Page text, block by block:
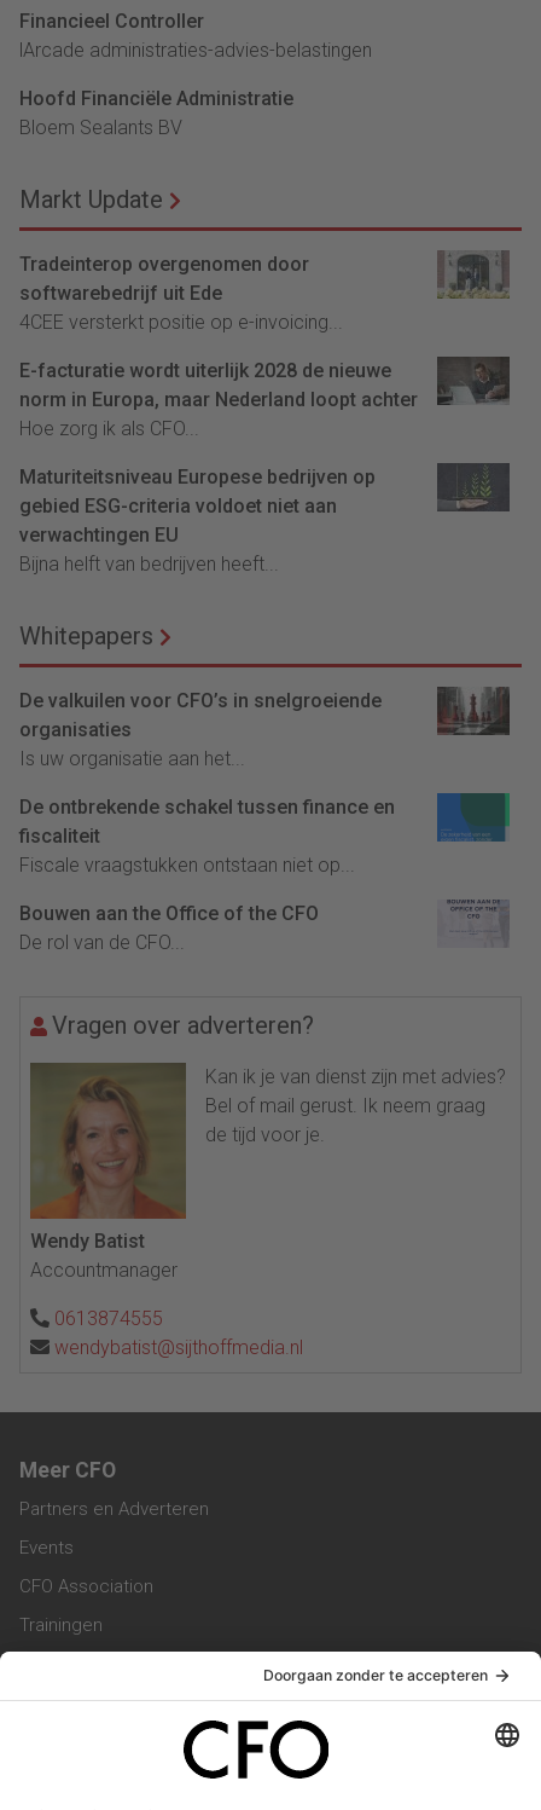
Financieel Controller
lArcade administraties-advies-belastingen
Hoofd Financiële Administratie
Bloem Sealants BV
Markt Update
Tradeinterop overgenomen door
softwarebedrijf uit Ede
4CEE versterkt positie op e-invoicing...
E-facturatie wordt uiterlijk 2028 de nieuwe
norm in Europa, maar Nederland loopt achter
Hoe zorg ik als CFO...
Maturiteitsniveau Europese bedrijven op
gebied ESG-criteria voldoet niet aan
verwachtingen EU
Bijna helft van bedrijven heeft...
Whitepapers
De valkuilen voor CFO’s in snelgroeiende
organisaties
Is uw organisatie aan het...
De ontbrekende schakel tussen finance en
fiscaliteit
Fiscale vraagstukken ontstaan niet op...
Bouwen aan the Office of the CFO
De rol van de CFO...
Vragen over adverteren?
Kan ik je van dienst zijn met advies?
Bel of mail gerust. Ik neem graag
de tijd voor je.
Wendy Batist
Accountmanager
0613874555
wendybatist@sijthoffmedia.nl
Meer CFO
Partners en Adverteren
Events
CFO Association
Trainingen
Vacatures
Service & Contact